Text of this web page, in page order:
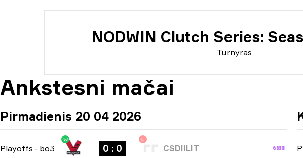
Turnyras
NODWIN Clutch Series:
Ankstesni mačai
Pirmadienis 20 04 2026
Playoffs - bo3
W
0 : 0
L
CSDIILIT